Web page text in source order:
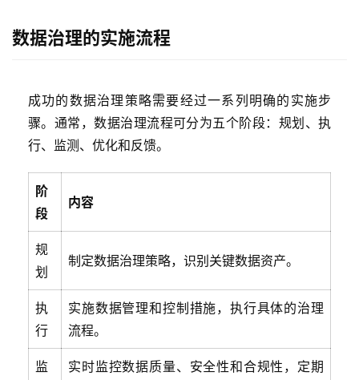
数据治理的实施流程
成功的数据治理策略需要经过一系列明确的实施步
骤。通常，数据治理流程可分为五个阶段：规划、执
行、监测、优化和反馈。
阶
段
内容
规
划
制定数据治理策略，识别关键数据资产。
执
行
实施数据管理和控制措施，执行具体的治理
流程。
监
实时监控数据质量、安全性和合规性，定期